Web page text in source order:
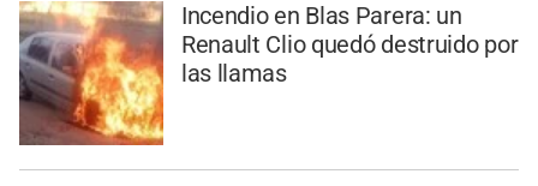
Incendio en Blas Parera: un
Renault Clio quedó destruido por
las llamas